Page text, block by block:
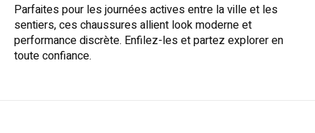
Parfaites pour les journées actives entre la ville et les
sentiers, ces chaussures allient look moderne et
performance discrète. Enfilez-les et partez explorer en
toute confiance.